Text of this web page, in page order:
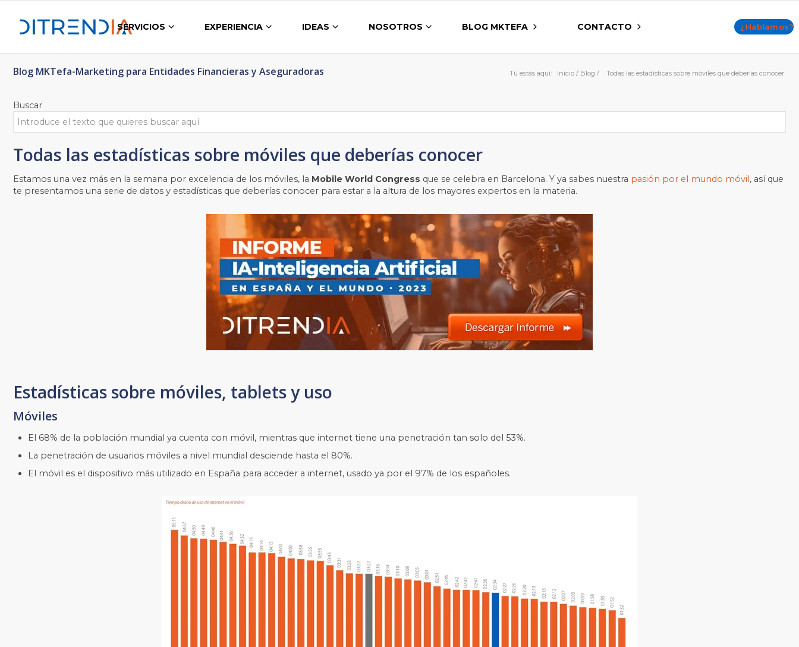
SERVICIOS EXPERIENCIA IDEAS NOSOTROS BLOG MKTEFA CONTACTO ¿Hablamos?
Blog MKTefa-Marketing para Entidades Financieras y Aseguradoras Tú estás aquí: Inicio / Blog / Todas las estadísticas sobre móviles que deberías conocer
Buscar
Todas las estadísticas sobre móviles que deberías conocer
Estamos una vez más en la semana por excelencia de los móviles, la Mobile World Congress que se celebra en Barcelona. Y ya sabes nuestra pasión por el mundo móvil , así que
te presentamos una serie de datos y estadísticas que deberías conocer para estar a la altura de los mayores expertos en la materia.
Estadísticas sobre móviles, tablets y uso
Móviles
El 68% de la población mundial ya cuenta con móvil, mientras que internet tiene una penetración tan solo del 53%.
La penetración de usuarios móviles a nivel mundial desciende hasta el 80%.
El móvil es el dispositivo más utilizado en España para acceder a internet, usado ya por el 97% de los españoles.